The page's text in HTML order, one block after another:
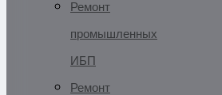
Ремонт
промышленных
ИБП
Ремонт